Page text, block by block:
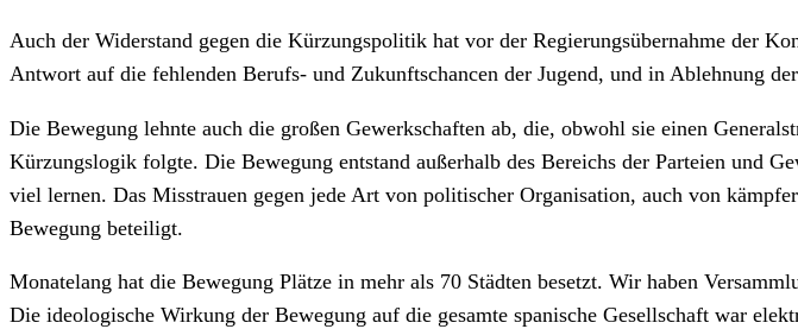
Auch der Widerstand gegen die Kürzungspolitik hat vor der Regierungsübernahme der
Antwort auf die fehlenden Berufs- und Zukunftschancen der Jugend, und in Ablehnung
Die Bewegung lehnte auch die großen Gewerkschaften ab, die, obwohl sie einen
Kürzungslogik folgte. Die Bewegung entstand außerhalb des Bereichs der Parteien und
viel lernen. Das Misstrauen gegen jede Art von politischer Organisation, auch von
Bewegung beteiligt.
Monatelang hat die Bewegung Plätze in mehr als 70 Städten besetzt. Wir haben
Die ideologische Wirkung der Bewegung auf die gesamte spanische Gesellschaft war